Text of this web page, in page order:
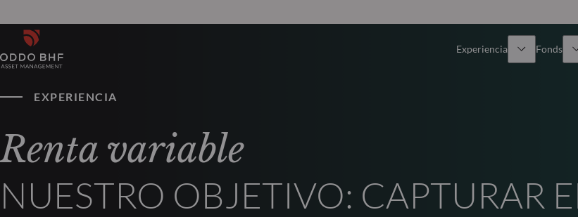
Experiencia Fonds
EXPERIENCIA
Renta variable
NUESTRO OBJETIVO: CAPTURAR